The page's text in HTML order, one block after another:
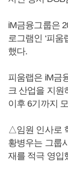
iM금융그룹은
로그램인 ‘피움
했다.
피움랩은 iM금
크 산업을 지원
이후 6기까지
△임원 인사로
황병우는 그룹
재를 적극 영입